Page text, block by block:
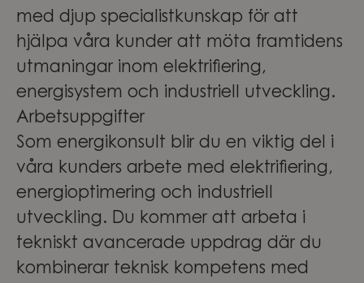
med djup specialistkunskap för att
hjälpa våra kunder att möta framtidens
utmaningar inom elektrifiering,
energisystem och industriell utveckling.
Arbetsuppgifter
Som energikonsult blir du en viktig del i
våra kunders arbete med elektrifiering,
energioptimering och industriell
utveckling. Du kommer att arbeta i
tekniskt avancerade uppdrag där du
kombinerar teknisk kompetens med